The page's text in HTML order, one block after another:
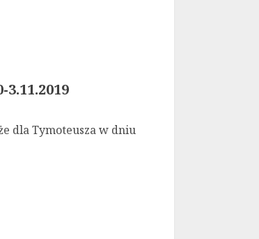
dla Tymoteusza w dniu